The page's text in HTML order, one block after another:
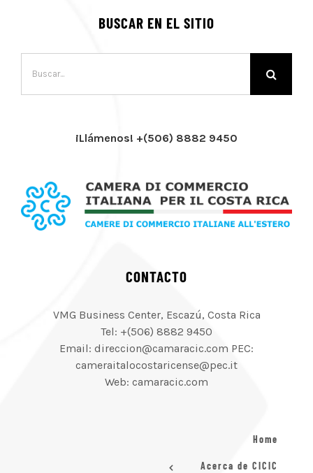
BUSCAR EN EL SITIO
¡Llámenos! +(506) 8882 9450
CONTACTO
VMG Business Center, Escazú, Costa Rica
Tel: +(506) 8882 9450
Email: direccion@camaracic.com PEC:
cameraitalocostaricense@pec.it
Web: camaracic.com
Home
Acerca de CICIC